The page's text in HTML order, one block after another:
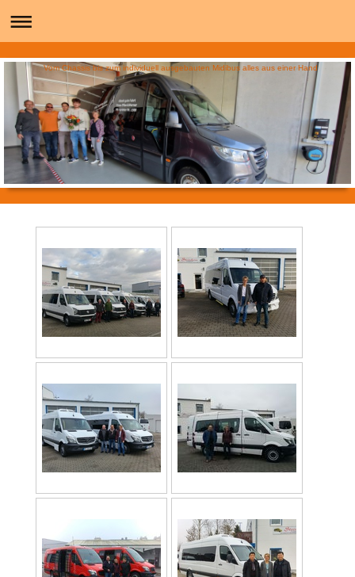
Vom Chassis bis zum individuell ausgebauten Midibus alles aus einer Hand